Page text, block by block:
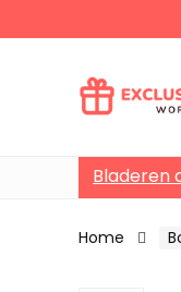
Bladeren
Home